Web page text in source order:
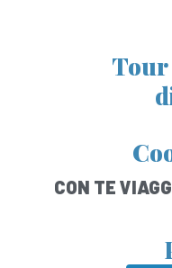
Tour
CON TE